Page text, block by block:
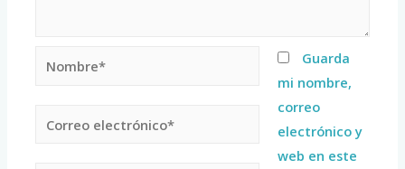
Guarda
mi nombre,
correo
electrónico y
web en este